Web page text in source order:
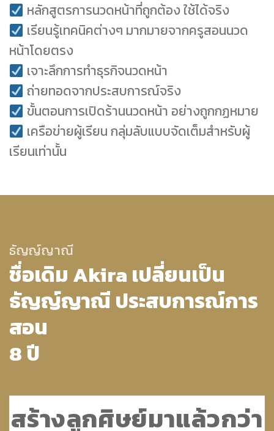
หลักสูตรการนวดหน้าที่ถูกต้อง ใช้ได้จริง
เรียนรู้เทคนิคต่างๆ มากมายจากครูสอนนวด
หน้าโดยตรง
เจาะลึกการทำธุรกิจนวดหน้า
ถ่ายทอดจากประสบการณ์จริง
ขั้นตอนการเปิดร้านนวดหน้า อย่างถูกกฏหมาย
เครือข่ายผู้เรียน กลุ่มลับแบบจัดเต็มสำหรับผู้
เรียนเท่านั้น
ธัญญ์ญาณี
ชื่อเดิม Akira เปลี่ยนเป็น
ธัญญ์ญาณี ประสบการณ์การ
สอน
8 ปี
สร้างลูกศิษย์มาแล้วกว่า